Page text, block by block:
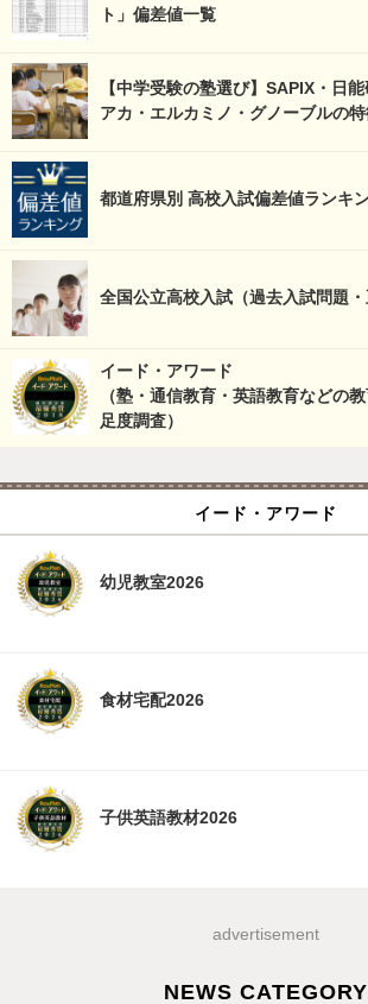
ト」偏差値一覧
【中学受験の塾選び】SAPIX・日
アカ・エルカミノ・グノーブルの
都道府県別 高校入試偏差値ランキ
全国公立高校入試（過去入試問題・
イード・アワード
（塾・通信教育・英語教育などの
足度調査）
イード・アワード
幼児教室2026
食材宅配2026
子供英語教材2026
advertisement
NEWS CATEGORY